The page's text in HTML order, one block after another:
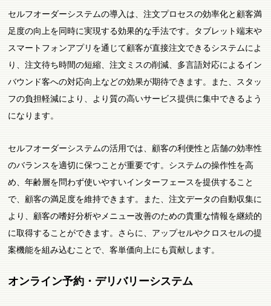
セルフオーダーシステムの導入は、注文プロセスの効率化と顧客満
足度の向上を同時に実現する効果的な手法です。タブレット端末や
スマートフォンアプリを通じて顧客が直接注文できるシステムによ
り、注文待ち時間の短縮、注文ミスの削減、多言語対応によるイン
バウンド客への対応向上などの効果が期待できます。また、スタッ
フの負担軽減により、より質の高いサービス提供に集中できるよう
になります。
セルフオーダーシステムの活用では、顧客の利便性と店舗の効率性
のバランスを適切に保つことが重要です。システムの操作性を高
め、年齢層を問わず使いやすいインターフェースを提供すること
で、顧客の満足度を維持できます。また、注文データの自動収集に
より、顧客の嗜好分析やメニュー改善のための貴重な情報を継続的
に取得することができます。さらに、アップセルやクロスセルの提
案機能を組み込むことで、客単価向上にも貢献します。
オンライン予約・デリバリーシステム